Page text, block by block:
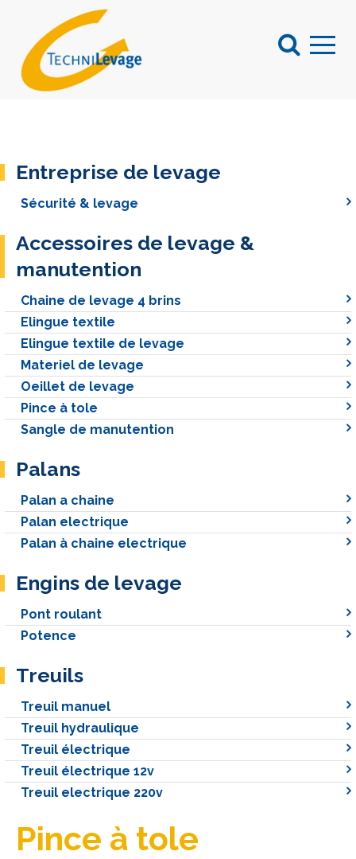
Entreprise de levage
Sécurité & levage
Accessoires de levage &
manutention
Chaine de levage 4 brins
Elingue textile
Elingue textile de levage
Materiel de levage
Oeillet de levage
Pince à tole
Sangle de manutention
Palans
Palan a chaine
Palan electrique
Palan à chaine electrique
Engins de levage
Pont roulant
Potence
Treuils
Treuil manuel
Treuil hydraulique
Treuil électrique
Treuil électrique 12v
Treuil electrique 220v
Pince à tole